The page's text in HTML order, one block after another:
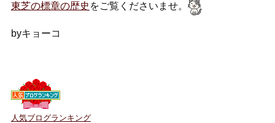
東芝の標章の歴史 をご覧くださいませ。
byキョーコ
人気ブログランキング